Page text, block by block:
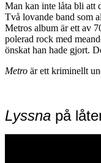
Man kan inte låta bli att
Två lovande band som
Metros album är ett av
polerad rock med
önskat han hade gjort.
Metro är ett kriminellt
Lyssna på